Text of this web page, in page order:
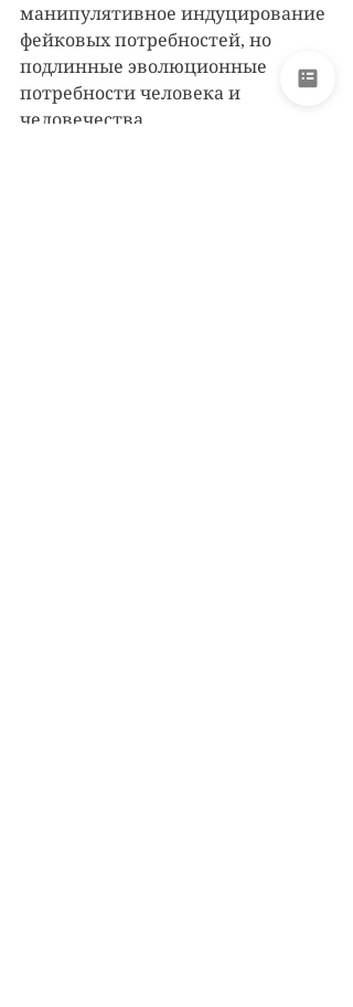
манипулятивное индуцирование
фейковых потребностей, но
подлинные эволюционные
потребности человека и
человечества.